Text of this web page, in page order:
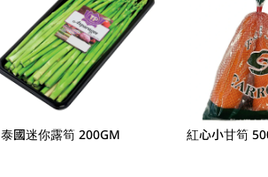
泰國迷你露筍 200GM 紅心小甘筍